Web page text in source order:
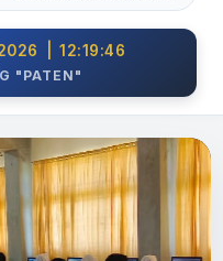
| 12:19:48
"PATEN"